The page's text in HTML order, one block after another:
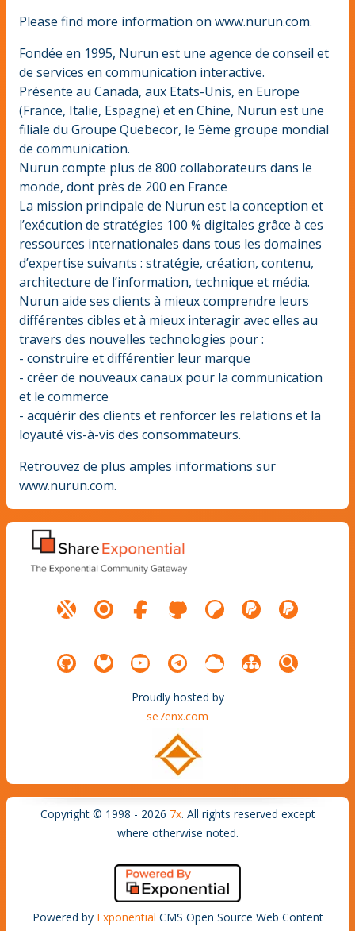
Please find more information on www.nurun.com.
Fondée en 1995, Nurun est une agence de conseil et
de services en communication interactive.
Présente au Canada, aux Etats-Unis, en Europe
(France, Italie, Espagne) et en Chine, Nurun est une
filiale du Groupe Quebecor, le 5ème groupe mondial
de communication.
Nurun compte plus de 800 collaborateurs dans le
monde, dont près de 200 en France
La mission principale de Nurun est la conception et
l’exécution de stratégies 100 % digitales grâce à ces
ressources internationales dans tous les domaines
d’expertise suivants : stratégie, création, contenu,
architecture de l’information, technique et média.
Nurun aide ses clients à mieux comprendre leurs
différentes cibles et à mieux interagir avec elles au
travers des nouvelles technologies pour :
- construire et différentier leur marque
- créer de nouveaux canaux pour la communication
et le commerce
- acquérir des clients et renforcer les relations et la
loyauté vis-à-vis des consommateurs.
Retrouvez de plus amples informations sur
www.nurun.com.
Proudly hosted by
se7enx.com
Copyright © 1998 - 2026 7x. All rights reserved except
where otherwise noted.
Powered by Exponential CMS Open Source Web Content